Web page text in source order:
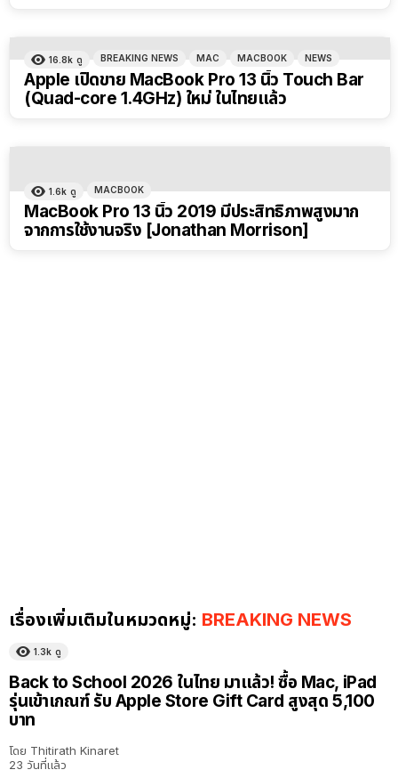
16.8k ดู BREAKING NEWS MAC MACBOOK NEWS
Apple เปิดขาย MacBook Pro 13 นิ้ว Touch Bar
(Quad-core 1.4GHz) ใหม่ ในไทยแล้ว
1.6k ดู MACBOOK
MacBook Pro 13 นิ้ว 2019 มีประสิทธิภาพสูงมาก
จากการใช้งานจริง [Jonathan Morrison]
เรื่องเพิ่มเติมในหมวดหมู่: BREAKING NEWS
1.3k ดู
Back to School 2026 ในไทย มาแล้ว! ซื้อ Mac, iPad
รุ่นเข้าเกณฑ์ รับ Apple Store Gift Card สูงสุด 5,100
บาท
โดย Thitirath Kinaret
23 วันที่แล้ว